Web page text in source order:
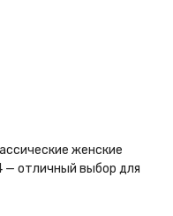
женские
— отличный выбор для